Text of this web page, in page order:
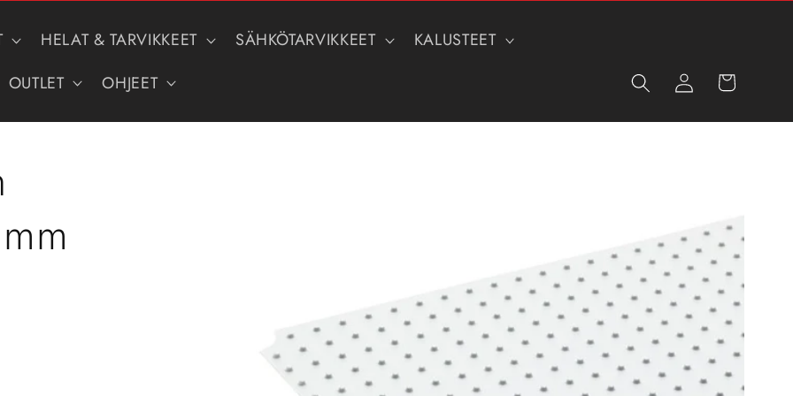
HELAT & TARVIKKEET SÄHKÖTARVIKKEET
KALUSTEET
OUTLET OHJEET
Kirjaudu
sisään
Ostoskori